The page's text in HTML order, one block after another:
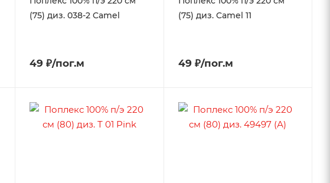
(75) диз. 038-2 Camel
49 ₽/пог.м
(75) диз. Camel 11
49 ₽/пог.м